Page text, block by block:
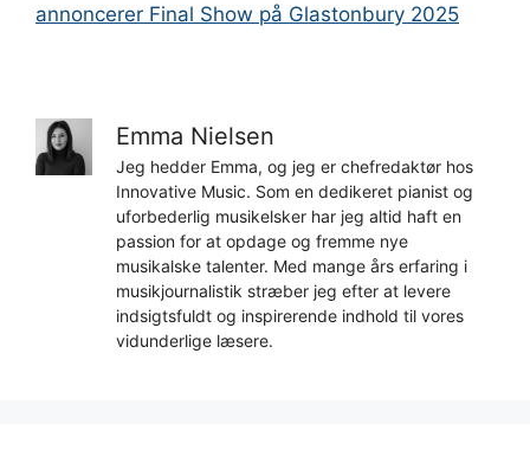
annoncerer Final Show på Glastonbury 2025
Emma Nielsen
Jeg hedder Emma, og jeg er chefredaktør hos
Innovative Music. Som en dedikeret pianist og
uforbederlig musikelsker har jeg altid haft en
passion for at opdage og fremme nye
musikalske talenter. Med mange års erfaring i
musikjournalistik stræber jeg efter at levere
indsigtsfuldt og inspirerende indhold til vores
vidunderlige læsere.